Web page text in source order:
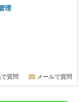
理
質問 メールで質問